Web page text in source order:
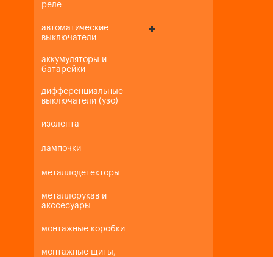
реле
автоматические
выключатели
аккумуляторы и
батарейки
дифференциальные
выключатели (узо)
изолента
лампочки
металлодетекторы
металлорукав и
акссесуары
монтажные коробки
монтажные щиты,